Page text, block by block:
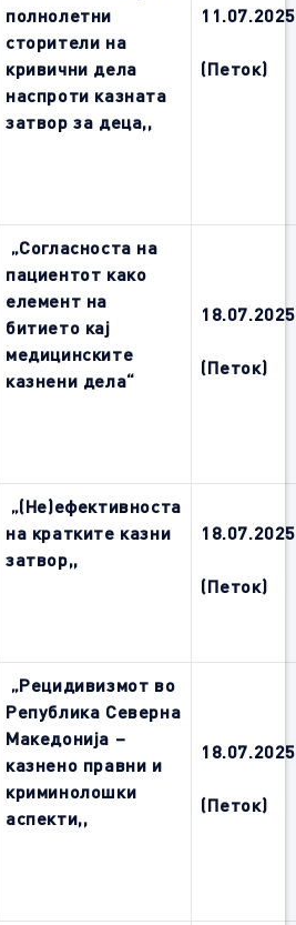
полнолетни
сторители на
кривични дела
наспроти казната
затвор за деца,,
11.07.2025
(Петок)
„Согласноста на
пациентот како
елемент на
битието кај
медицинските
казнени дела“
1 8.07.2025
(Петок)
„(Не)ефективноста
на кратките казни
затвор,,
1 8.07.2025
(Петок)
„Рецидивизмот во
Република Северна
Македонија –
казнено правни и
криминолошки
аспекти,,
1 8.07.2025
(Петок)